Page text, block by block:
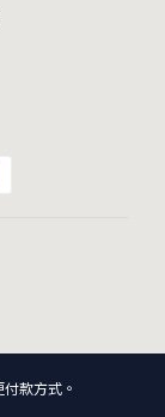
款方式。